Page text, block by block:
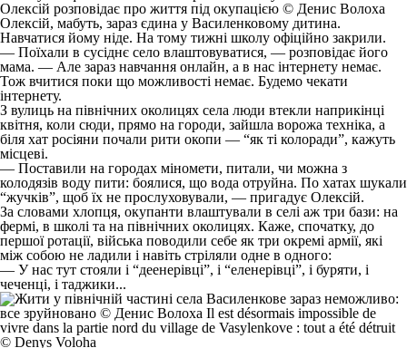
Олексій розповідає про життя під окупацією © Денис Волоха
Олексій, мабуть, зараз єдина у Василенковому дитина.
Навчатися йому ніде. На тому тижні школу офіційно закрили.
— Поїхали в сусіднє село влаштовуватися, — розповідає його
мама. — Але зараз навчання онлайн, а в нас інтернету немає.
Тож вчитися поки що можливості немає. Будемо чекати
інтернету.
З вулиць на північних околицях села люди втекли наприкінці
квітня, коли сюди, прямо на городи, зайшла ворожа техніка, а
біля хат росіяни почали рити окопи — “як ті колоради”, кажуть
місцеві.
— Поставили на городах міномети, питали, чи можна з
колодязів воду пити: боялися, що вода отруйна. По хатах шукали
“жучків”, щоб їх не прослуховували, — пригадує Олексій.
За словами хлопця, окупанти влаштували в селі аж три бази: на
фермі, в школі та на північних околицях. Каже, спочатку, до
першої ротації, війська поводили себе як три окремі армії, які
між собою не ладили і навіть стріляли одне в одного:
— У нас тут стояли і “деенерівці”, і “еленерівці”, і буряти, і
чеченці, і таджики...